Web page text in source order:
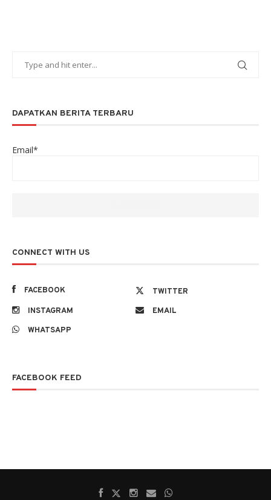
DAPATKAN BERITA TERBARU
Email*
CONNECT WITH US
FACEBOOK
TWITTER
INSTAGRAM
EMAIL
WHATSAPP
FACEBOOK FEED